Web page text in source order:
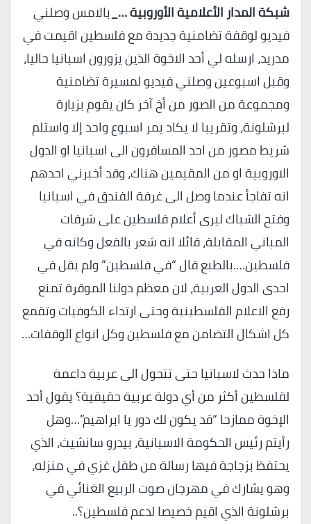
شبكة المدار الأعلامية الأوروبية …_بالامس وصلني
فيديو لوقفة تضامنية جديدة مع فلسطين اقيمت في
مدريد، ارسله لي أحد الاخوة الذين يزورون اسبانيا حاليا،
وقبل اسبوعين وصلني فيديو لمسيرة تضامنية
ومجموعة من الصور من أخ آخر كان يقوم بزيارة
لبرشلونة، وتقريبا لا يكاد يمر اسبوع واحد إلا واستلم
شريط مصور من احد المسافرون الى اسبانيا او الدول
الاوروبية او من المقيمين هناك، وقد أخبرني احدهم
انه تفاجأ عندما وصل الى غرفة الفندق في اسبانيا
وفتح الشباك ليرى أعلام فلسطين على شرفات
المباني المقابلة، قائلا انه شعر بالفعل وكانه في
فلسطين….بالطبع قال “في فلسطين” ولم يقل في
احدى الدول العربية، لان معظم دولنا الموقرة تمنع
رفع الاعلام الفلسطينية وحتى ارتداء الكوفيات وتقمع
كل اشكال التضامن مع فلسطين وكل انواع الوقفات…
ماذا حدث لاسبانيا حتى تتحول الى عربية داعمة
لقلسطين أكثر من أي دولة عربية حقيقية؟ يقول أحد
الإخوة ممازحا “قد يكون لك دور يا ابراهيم”…وهل
رأيتم رئيس الحكومة الاسبانية، بيدرو سانشيث، الذي
يحتفظ بزجاجة فيها رسالة من طفل غزي في منزله،
وهو يشارك في مهرجان صوت الربيع الغنائي في
برشلونة الذي اقيم خصيصا لدعم فلسطين؟..